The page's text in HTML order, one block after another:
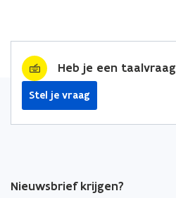
Heb je een
Stel je vraag
Nieuwsbrief krijgen?